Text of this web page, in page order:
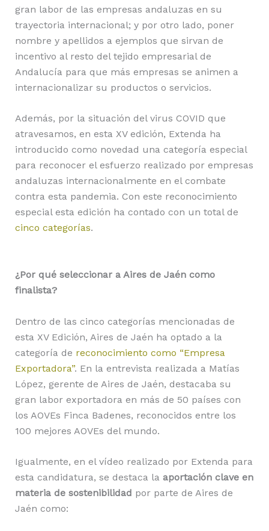
gran labor de las empresas andaluzas en su
trayectoria internacional; y por otro lado, poner
nombre y apellidos a ejemplos que sirvan de
incentivo al resto del tejido empresarial de
Andalucía para que más empresas se animen a
internacionalizar su productos o servicios.
Además, por la situación del virus COVID que
atravesamos, en esta XV edición, Extenda ha
introducido como novedad una categoría especial
para reconocer el esfuerzo realizado por empresas
andaluzas internacionalmente en el combate
contra esta pandemia. Con este reconocimiento
especial esta edición ha contado con un total de
cinco categorías.
¿Por qué seleccionar a Aires de Jaén como
finalista?
Dentro de las cinco categorías mencionadas de
esta XV Edición, Aires de Jaén ha optado a la
categoría de reconocimiento como “Empresa
Exportadora”. En la entrevista realizada a Matías
López, gerente de Aires de Jaén, destacaba su
gran labor exportadora en más de 50 países con
los AOVEs Finca Badenes, reconocidos entre los
100 mejores AOVEs del mundo.
Igualmente, en el vídeo realizado por Extenda para
esta candidatura, se destaca la aportación clave en
materia de sostenibilidad por parte de Aires de
Jaén como: